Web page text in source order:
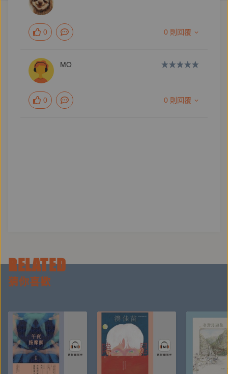
一九八九年生於臺灣，十五歲自習日文，同時嘗試以中
文創作小說。二○一三年旅居日本。二○一七年，首次
以日文創作的小說《獨舞》獲選第六十屆「群像新人文
得第七十一屆藝術選獎文部科學大臣新人獎文學部門獎
項；同年又以本書《彼岸花盛開之島》入圍三島由紀夫
獎，並獲得第一百六十五屆芥川龍之介獎，成為史上第
一位獲芥川獎的臺籍作家。
=====
產品企劃：王乃柔
錄音：蔡恩禮
後製：林姷廷
0 0 則回覆
MO
0 0 則回覆
RELATED
猜你喜歡